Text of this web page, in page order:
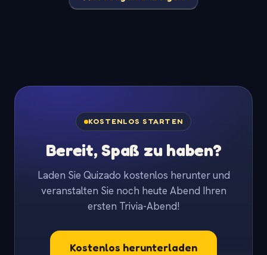
KOSTENLOS STARTEN
Bereit, Spaß zu haben?
Laden Sie Quizado kostenlos herunter und
veranstalten Sie noch heute Abend Ihren
ersten Trivia-Abend!
Kostenlos herunterladen